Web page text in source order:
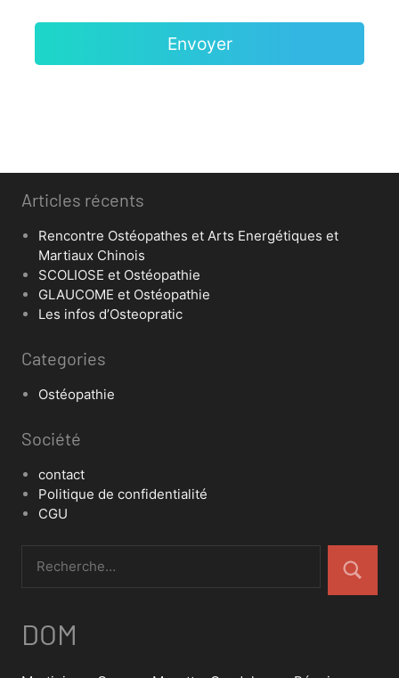
Articles récents
Rencontre Ostéopathes et Arts Energétiques et
Martiaux Chinois
SCOLIOSE et Ostéopathie
GLAUCOME et Ostéopathie
Les infos d’Osteopratic
Categories
Ostéopathie
Société
contact
Politique de confidentialité
CGU
DOM